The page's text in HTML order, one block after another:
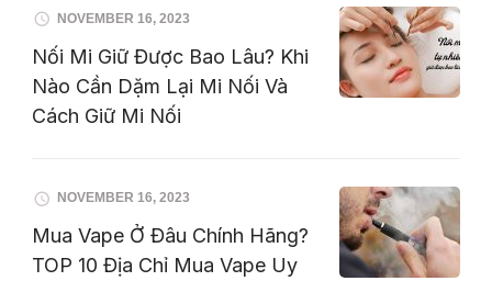
NOVEMBER 16, 2023
Nối Mi Giữ Được Bao Lâu? Khi
Nào Cần Dặm Lại Mi Nối Và
Cách Giữ Mi Nối
NOVEMBER 16, 2023
Mua Vape Ở Đâu Chính Hãng?
TOP 10 Địa Chỉ Mua Vape Uy